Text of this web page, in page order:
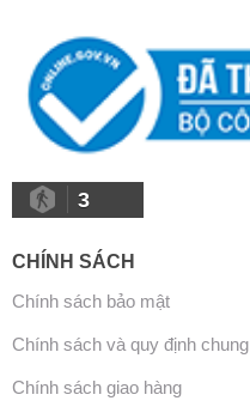
3
CHÍNH SÁCH
Chính sách bảo mật
Chính sách và quy định chung
Chính sách giao hàng